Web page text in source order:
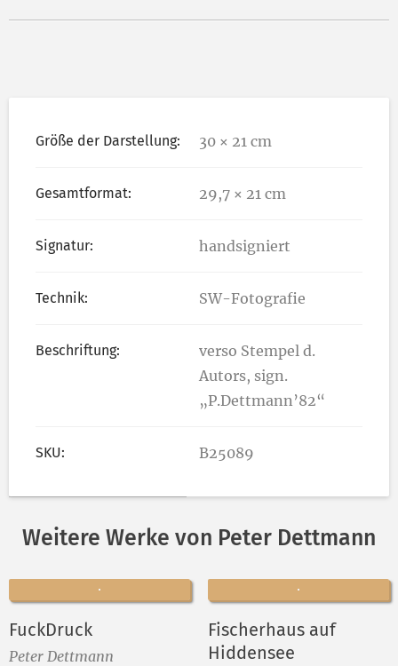
Größe der Darstellung: 30 × 21 cm
Gesamtformat: 29,7 × 21 cm
Signatur: handsigniert
Technik: SW-Fotografie
Beschriftung:
verso Stempel d.
Autors, sign.
„P.Dettmann’82“
SKU: B25089
Weitere Werke von Peter Dettmann
FuckDruck
Peter Dettmann
Fischerhaus auf
Hiddensee